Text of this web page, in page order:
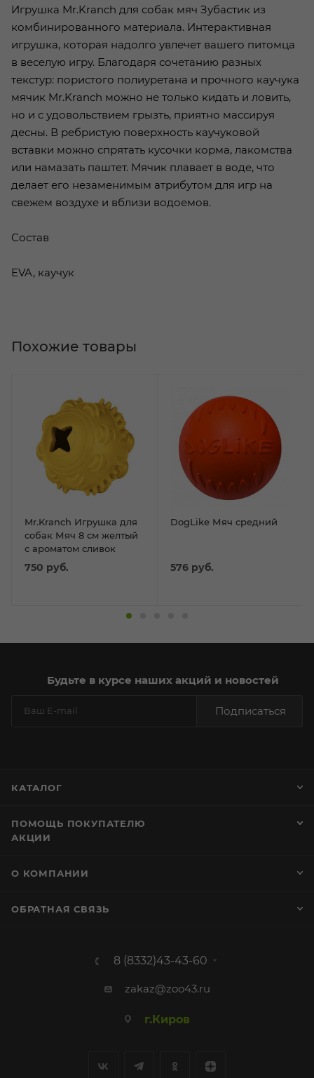
Игрушка Mr.Kranch для собак мяч Зубастик из
комбинированного материала. Интерактивная
игрушка, которая надолго увлечет вашего питомца
в веселую игру. Благодаря сочетанию разных
текстур: пористого полиуретана и прочного каучука
мячик Mr.Kranch можно не только кидать и ловить,
но и с удовольствием грызть, приятно массируя
десны. В ребристую поверхность каучуковой
вставки можно спрятать кусочки корма, лакомства
или намазать паштет. Мячик плавает в воде, что
делает его незаменимым атрибутом для игр на
свежем воздухе и вблизи водоемов.
Состав
EVA, каучук
Mr.Kranch Игрушка для
собак Мяч 8 см желтый
с ароматом сливок
750 руб.
DogLike Мяч средний
576 руб.
Похожие товары
Будьте в курсе наших акций и новостей
Подписаться
КАТАЛОГ
ПОМОЩЬ ПОКУПАТЕЛЮ
АКЦИИ
О КОМПАНИИ
ОБРАТНАЯ СВЯЗЬ
8 (8332)43-43-60
zakaz@zoo43.ru
г.Киров